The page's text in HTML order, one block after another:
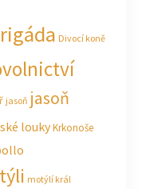
Divocí koně
jasoň jasoň
loukyKrkonoše
motýlí král